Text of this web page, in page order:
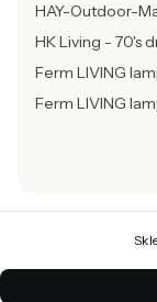
HAY-Outdoor-
HK Living - 70's
Ferm LIVING
Ferm LIVING